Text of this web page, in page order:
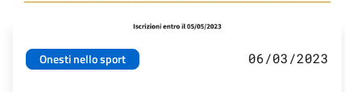
Onesti nello sport 06/03/2023